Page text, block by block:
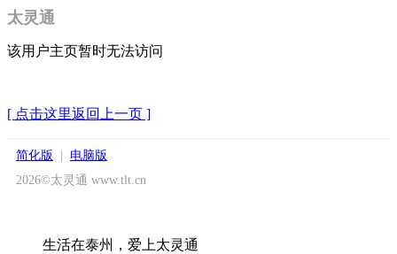
太灵通
该用户主页暂时无法访问
[ 点击这里返回上一页 ]
简化版
电脑版
2026©太灵通 www.tlt.cn
生活在泰州，爱上太灵通